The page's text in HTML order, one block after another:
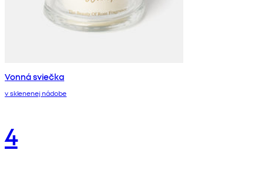
Vonná sviečka
v sklenenej nádobe
4